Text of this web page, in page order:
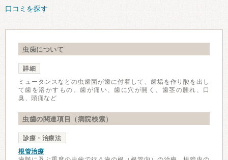
口コミを探す
虫歯について
詳細
ミュータンスなどの虫歯菌が歯に付着して、歯垢を作り酸を出し
て歯を溶かすもの。歯が痛い、歯に穴が開く、歯茎の腫れ、口
臭、頭痛など
虫歯の関連項目（病院検索）
診療・治療法
根管治療